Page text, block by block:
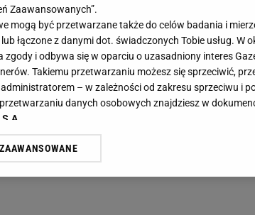
Zaawansowanych”.
mogą być przetwarzane także do celów badania i
łączone z danymi dot. świadczonych Tobie usług. W
zgody i odbywa się w oparciu o uzasadniony interes
Takiemu przetwarzaniu możesz się sprzeciwić,
– w zależności od zakresu sprzeciwu i
danych osobowych znajdziesz w
wyrażasz też zgodę na zainstalowanie i
i Agora S.A. na Twoim urządzeniu końcowym.